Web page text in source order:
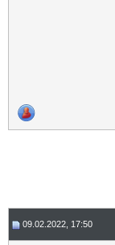
09.02.2022, 17:50